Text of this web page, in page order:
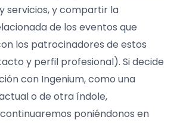
servicios, y compartir la
de los eventos que
los patrocinadores de estos
y perfil profesional). Si decide
con Ingenium, como una
o de otra índole,
poniéndonos en